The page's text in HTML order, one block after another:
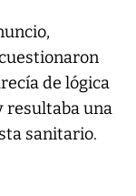
de lógica
resultaba una
sanitario.